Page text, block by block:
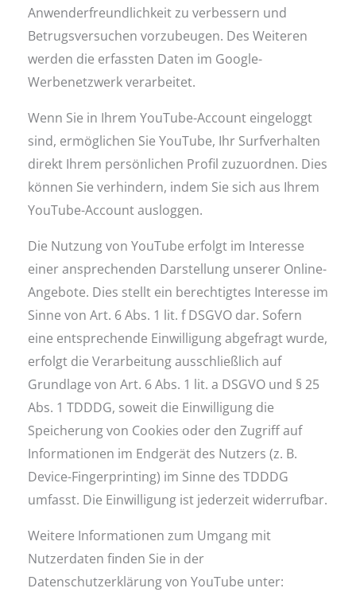
Anwenderfreundlichkeit zu verbessern und
Betrugsversuchen vorzubeugen. Des Weiteren
werden die erfassten Daten im Google-
Werbenetzwerk verarbeitet.
Wenn Sie in Ihrem YouTube-Account eingeloggt
sind, ermöglichen Sie YouTube, Ihr Surfverhalten
direkt Ihrem persönlichen Profil zuzuordnen. Dies
können Sie verhindern, indem Sie sich aus Ihrem
YouTube-Account ausloggen.
Die Nutzung von YouTube erfolgt im Interesse
einer ansprechenden Darstellung unserer Online-
Angebote. Dies stellt ein berechtigtes Interesse im
Sinne von Art. 6 Abs. 1 lit. f DSGVO dar. Sofern
eine entsprechende Einwilligung abgefragt wurde,
erfolgt die Verarbeitung ausschließlich auf
Grundlage von Art. 6 Abs. 1 lit. a DSGVO und § 25
Abs. 1 TDDDG, soweit die Einwilligung die
Speicherung von Cookies oder den Zugriff auf
Informationen im Endgerät des Nutzers (z. B.
Device-Fingerprinting) im Sinne des TDDDG
umfasst. Die Einwilligung ist jederzeit widerrufbar.
Weitere Informationen zum Umgang mit
Nutzerdaten finden Sie in der
Datenschutzerklärung von YouTube unter: